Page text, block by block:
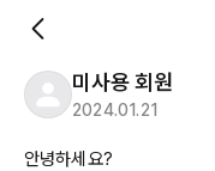
미사용 회원
2024.01.21
안녕하세요?